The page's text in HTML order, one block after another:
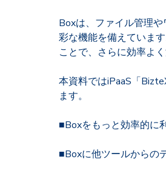
Boxは、ファイル管理
彩な機能を備えていま
ことで、さらに効率よ
本資料ではiPaaS「
ます。
■Boxをもっと効率的に
■Boxに他ツールからの